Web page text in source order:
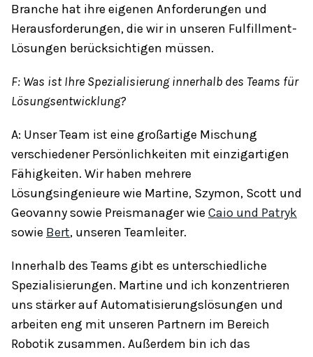
Branche hat ihre eigenen Anforderungen und
Herausforderungen, die wir in unseren Fulfillment-
Lösungen berücksichtigen müssen.
F: Was ist Ihre Spezialisierung innerhalb des Teams für
Lösungsentwicklung?
A: Unser Team ist eine großartige Mischung
verschiedener Persönlichkeiten mit einzigartigen
Fähigkeiten. Wir haben mehrere
Lösungsingenieure wie Martine, Szymon, Scott und
Geovanny sowie Preismanager wie Caio und Patryk
sowie Bert, unseren Teamleiter.
Innerhalb des Teams gibt es unterschiedliche
Spezialisierungen. Martine und ich konzentrieren
uns stärker auf Automatisierungslösungen und
arbeiten eng mit unseren Partnern im Bereich
Robotik zusammen. Außerdem bin ich das